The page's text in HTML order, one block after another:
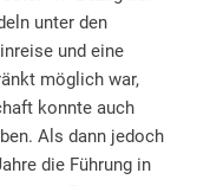
unter den
und eine
möglich war,
konnte auch
Als dann jedoch
die Führung in